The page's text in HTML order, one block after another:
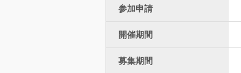
参加申請
開催期間
募集期間